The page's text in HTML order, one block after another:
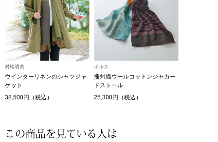
スカーフ／ス
村松明美
ウインターリネンのシャツジャ
ケット
38,500円（税込）
ポルス
播州織ウールコットンジャカー
ドストール
25,300円（税込）
この商品を見ている人は